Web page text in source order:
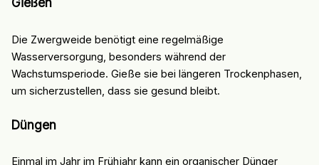
Die Zwergweide benötigt eine regelmäßige
Wasserversorgung, besonders während der
Wachstumsperiode. Gieße sie bei längeren Trockenphasen,
um sicherzustellen, dass sie gesund bleibt.
Düngen
Einmal im Jahr im Frühjahr kann ein organischer Dünger